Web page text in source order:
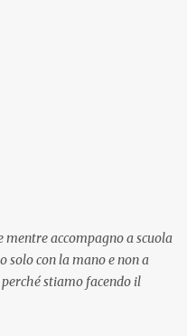
accompagno a scuola
solo con la mano e non a
stiamo facendo il